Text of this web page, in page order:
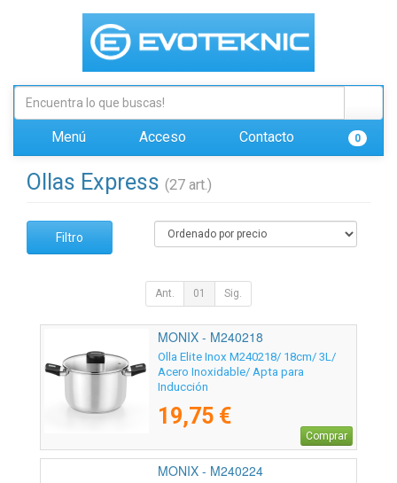
Menú Acceso Contacto 0
Ollas Express (27 art.)
Filtro
Ant. 01 Sig.
MONIX - M240218
Olla Elite Inox M240218/ 18cm/ 3L/
Acero Inoxidable/ Apta para
Inducción
19,75 €
Comprar
MONIX - M240224